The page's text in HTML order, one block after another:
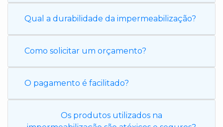
Qual a durabilidade da impermeabilização?
Como solicitar um orçamento?
O pagamento é facilitado?
Os produtos utilizados na